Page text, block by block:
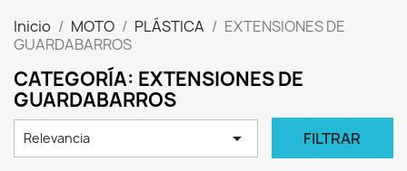
Inicio MOTO PLÁSTICA
EXTENSIONES DE
GUARDABARROS
CATEGORÍA: EXTENSIONES DE
GUARDABARROS
Relevancia  FILTRAR